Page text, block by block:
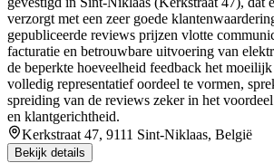
verzorgt met een zeer goede
gepubliceerde reviews prijzen vlotte
facturatie en betrouwbare uitvoering van
de beperkte hoeveelheid feedback het
volledig representatief oordeel te vormen,
spreiding van de reviews zeker in het
en klantgerichtheid.
Kerkstraat 47, 9111 Sint-Niklaas, België
Bekijk details